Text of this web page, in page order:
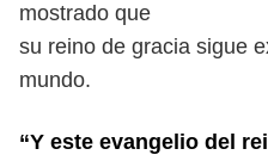
mostrado que
su reino de gracia sigue
mundo.
“Y este evangelio del